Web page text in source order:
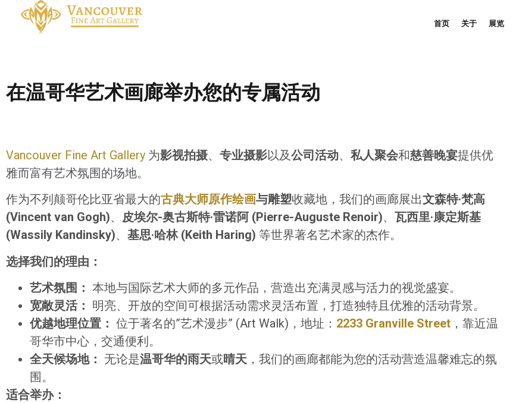
首页 关于 展览
在温哥华艺术画廊举办您的专属活动
Vancouver Fine Art Gallery 为影视拍摄、 专业摄影以及公司活动、 私人聚会和慈善晚宴提供优
雅而富有艺术氛围的场地。
作为不列颠哥伦比亚省最大的古典大师原作绘画与雕塑收藏地，我们的画廊展出文森特·梵高
(Vincent van Gogh)、 皮埃尔-奥古斯特·雷诺阿 (Pierre-Auguste Renoir)、 瓦西里·康定斯基
(Wassily Kandinsky)、 基思·哈林 (Keith Haring) 等世界著名艺术家的杰作。
选择我们的理由：
艺术氛围： 本地与国际艺术大师的多元作品，营造出充满灵感与活力的视觉盛宴。
宽敞灵活： 明亮、开放的空间可根据活动需求灵活布置，打造独特且优雅的活动背景。
优越地理位置： 位于著名的”艺术漫步” (Art Walk)，地址： 2233 Granville Street ，靠近温
哥华市中心，交通便利。
全天候场地： 无论是温哥华的雨天或晴天 ，我们的画廊都能为您的活动营造温馨难忘的氛
围。
适合举办：